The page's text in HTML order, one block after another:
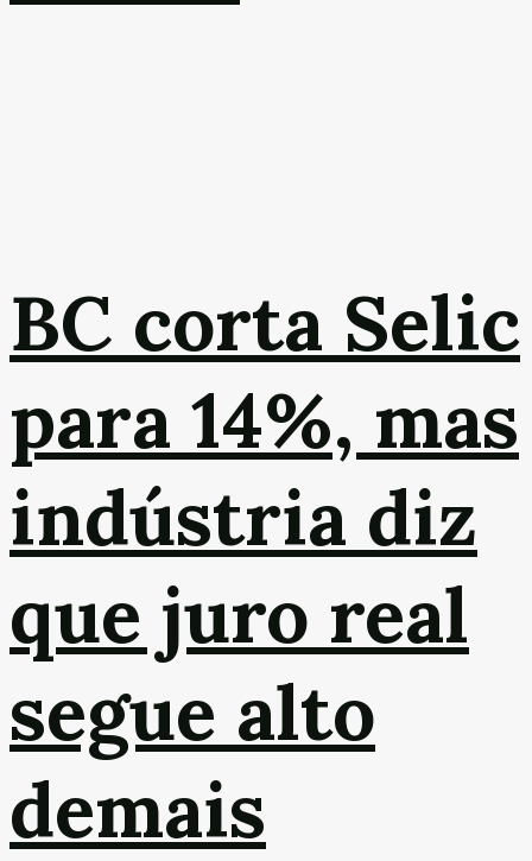
BC corta Selic
para 14%, mas
indústria diz
que juro real
segue alto
demais